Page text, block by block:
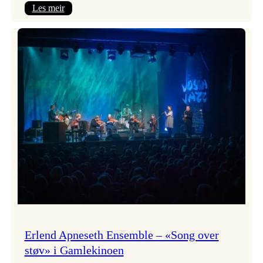
Les meir:
Ones
–
eit
lydrom
av
havet,
sommar
og
nostalgi
Erlend Apneseth Ensemble – «Song over
støv» i Gamlekinoen